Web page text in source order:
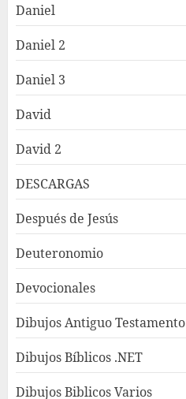
Daniel
Daniel 2
Daniel 3
David
David 2
DESCARGAS
Después de Jesús
Deuteronomio
Devocionales
Dibujos Antiguo Testamento
Dibujos Bíblicos .NET
Dibujos Biblicos Varios